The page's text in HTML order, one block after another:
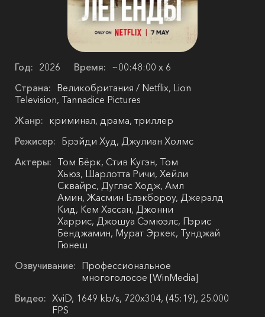
Год: 2026 Время: ~00:48:00 х 6
Страна: Великобритания / Netflix, Lion
Television, Tannadice Pictures
Жанр: криминал, драма, триллер
Режисер: Брэйди Худ, Джулиан Холмс
Актеры: Том Бёрк, Стив Кугэн, Том
Хьюз, Шарлотта Ричи, Хейли
Сквайрс, Дуглас Ходж, Амл
Амин, Жасмин Блэкбороу, Джералд
Кид, Кем Хассан, Джонни
Харрис, Джошуа Сэмюэлс, Пэрис
Бенджамин, Мурат Эркек, Тунджай
Гюнеш
Озвучивание: Профессиональное
многоголосое [WinMedia]
Видео: XviD, 1649 kb/s, 720x304, (45:19), 25.000
FPS